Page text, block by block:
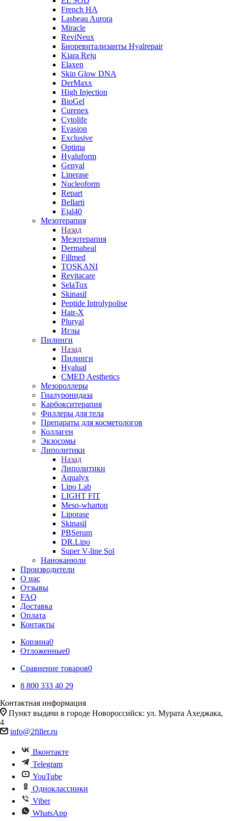
French HA
Lasbeau Aurora
Miracle
ReviNeux
Биоревитализанты Hyalrepair
Kiara Reju
Elaxen
Skin Glow DNA
DerMaxx
High Injection
BioGel
Curenex
Cytolife
Evasion
Exclusive
Optima
Hyaluform
Genyal
Linerase
Nucleoform
Repart
Bellarti
Ejal40
Мезотерапия
Назад
Мезотерапия
Dermaheal
Fillmed
TOSKANI
Revitacare
SelaTox
Skinasil
Peptide Introlypolise
Hair-X
Pluryal
Иглы
Пилинги
Назад
Пилинги
Hyalual
CMED Aesthetics
Мезороллеры
Гиалуронидаза
Карбокситерапия
Филлеры для тела
Препараты для косметологов
Коллаген
Экзосомы
Липолитики
Назад
Липолитики
Aqualyx
Lipo Lab
LIGHT FIT
Meso-wharton
Liporase
Skinasil
PBSerum
DR.Lipo
Super V-line Sol
Наноканюли
Производители
О нас
Отзывы
FAQ
Доставка
Оплата
Контакты
Корзина0
Отложенные0
Сравнение товаров0
8 800 333 40 29
Контактная информация
Пункт выдачи в городе Новороссийск: ул. Мурата Ахеджака,
4
info@2filler.ru
Вконтакте
Telegram
YouTube
Одноклассники
Viber
WhatsApp